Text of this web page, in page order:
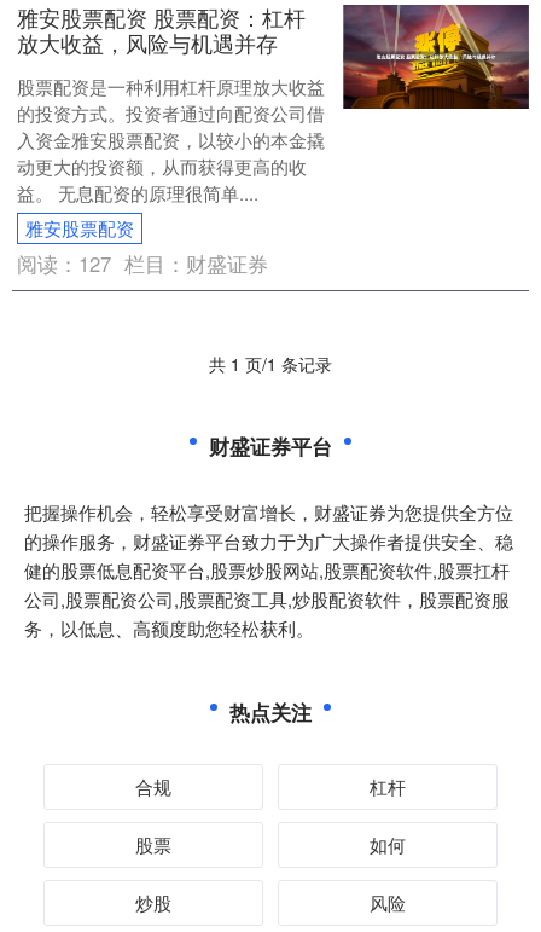
雅安股票配资 股票配资：杠杆
放大收益，风险与机遇并存
股票配资是一种利用杠杆原理放大收益
的投资方式。投资者通过向配资公司借
入资金雅安股票配资，以较小的本金撬
动更大的投资额，从而获得更高的收
益。 无息配资的原理很简单....
雅安股票配资
阅读： 127 栏目： 财盛证券
共 1 页/1 条记录
财盛证券平台
把握操作机会，轻松享受财富增长，财盛证券为您提供全方位
的操作服务，财盛证券平台致力于为广大操作者提供安全、稳
健的股票低息配资平台,股票炒股网站,股票配资软件,股票扛杆
公司,股票配资公司,股票配资工具,炒股配资软件，股票配资服
务，以低息、高额度助您轻松获利。
热点关注
合规 杠杆
股票 如何
炒股 风险